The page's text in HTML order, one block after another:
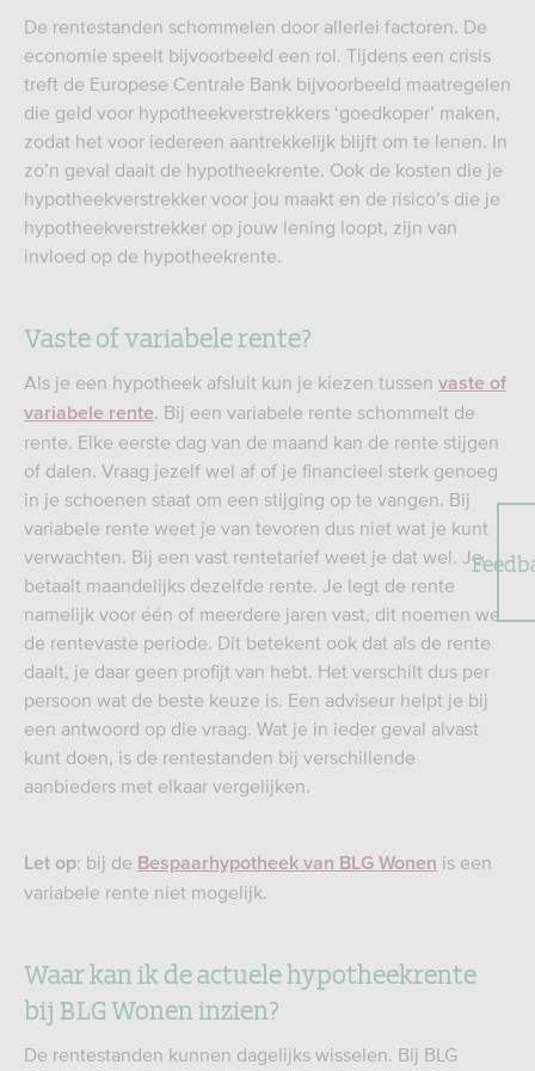
De rentestanden schommelen door allerlei factoren. De
economie speelt bijvoorbeeld een rol. Tijdens een crisis
treft de Europese Centrale Bank bijvoorbeeld maatregelen
die geld voor hypotheekverstrekkers ‘goedkoper’ maken,
zodat het voor iedereen aantrekkelijk blijft om te lenen. In
zo’n geval daalt de hypotheekrente. Ook de kosten die je
hypotheekverstrekker voor jou maakt en de risico’s die je
hypotheekverstrekker op jouw lening loopt, zijn van
invloed op de hypotheekrente.
Vaste of variabele rente?
Als je een hypotheek afsluit kun je kiezen tussen vaste of
variabele rente. Bij een variabele rente schommelt de
rente. Elke eerste dag van de maand kan de rente stijgen
of dalen. Vraag jezelf wel af of je financieel sterk genoeg
in je schoenen staat om een stijging op te vangen. Bij
variabele rente weet je van tevoren dus niet wat je kunt
verwachten. Bij een vast rentetarief weet je dat wel. Je
betaalt maandelijks dezelfde rente. Je legt de rente
namelijk voor één of meerdere jaren vast, dit noemen we
de rentevaste periode. Dit betekent ook dat als de rente
daalt, je daar geen profijt van hebt. Het verschilt dus per
persoon wat de beste keuze is. Een adviseur helpt je bij
een antwoord op die vraag. Wat je in ieder geval alvast
kunt doen, is de rentestanden bij verschillende
aanbieders met elkaar vergelijken.
Let op: bij de Bespaarhypotheek van BLG Wonen is een
variabele rente niet mogelijk.
Waar kan ik de actuele hypotheekrente
bij BLG Wonen inzien?
De rentestanden kunnen dagelijks wisselen. Bij BLG